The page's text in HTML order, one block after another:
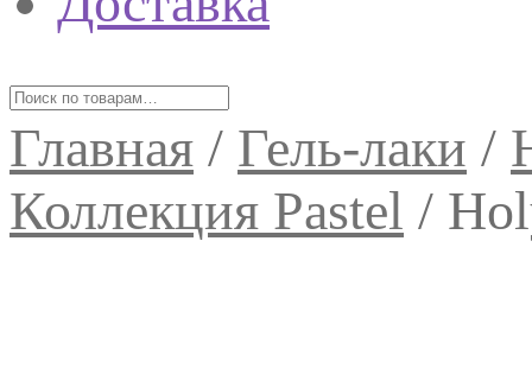
Главная / Гель-лаки /
Коллекция Pastel /